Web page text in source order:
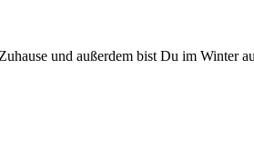
und außerdem bist Du im Winter